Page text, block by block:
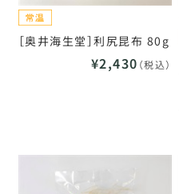
［奥井海生堂］利尻昆布 80g
¥2,430 （税込）